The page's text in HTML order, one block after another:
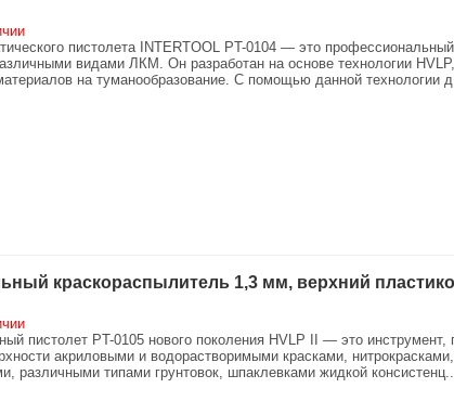
пистолета INTERTOOL PT-0104 — это
видами ЛКМ. Он разработан на основе технологии
на туманообразование. С помощью данной технологии
краскораспылитель 1,3 мм, верхний
пистолет PT-0105 нового поколения HVLP II — это инструмент,
акриловыми и водорастворимыми красками,
различными типами грунтовок, шпаклевками жидкой консистенц..